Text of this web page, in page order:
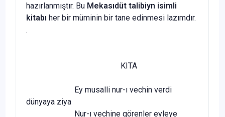
hazırlanmıştır. Bu Mekasıdüt talibiyn isimli
kitabı her bir müminin bir tane edinmesi lazımdır.
.
KITA
Ey musalli nur-ı vechin verdi
dünyaya ziya
Nur-ı vechine görenler eyleye